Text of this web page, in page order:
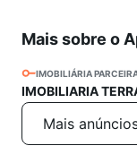
Mais sobre o
IMOBILIÁRIA
IMOBILIARIA
Mais